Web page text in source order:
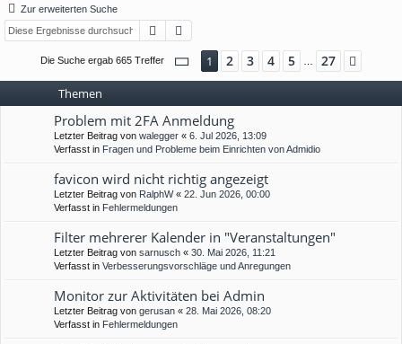
Zur erweiterten Suche
Suche
Die Suche ergab 665 Treffer Seite 1 von 27
1 2 3 4 5 27
Themen
Problem mit 2FA Anmeldung
Letzter Beitrag von walegger « 6. Jul 2026, 13:09
Verfasst in Fragen und Probleme beim Einrichten von Admidio
favicon wird nicht richtig angezeigt
Letzter Beitrag von RalphW« 22. Jun 2026, 00:00
Verfasst in Fehlermeldungen
Filter mehrerer Kalender in "Veranstaltungen"
Letzter Beitrag von sarnusch « 30. Mai 2026, 11:21
Verfasst in Verbesserungsvorschläge und Anregungen
Monitor zur Aktivitäten bei Admin
Letzter Beitrag von gerusan « 28. Mai 2026, 08:20
Verfasst in Fehlermeldungen